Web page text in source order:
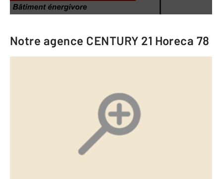
Notre agence CENTURY 21 Horeca 78